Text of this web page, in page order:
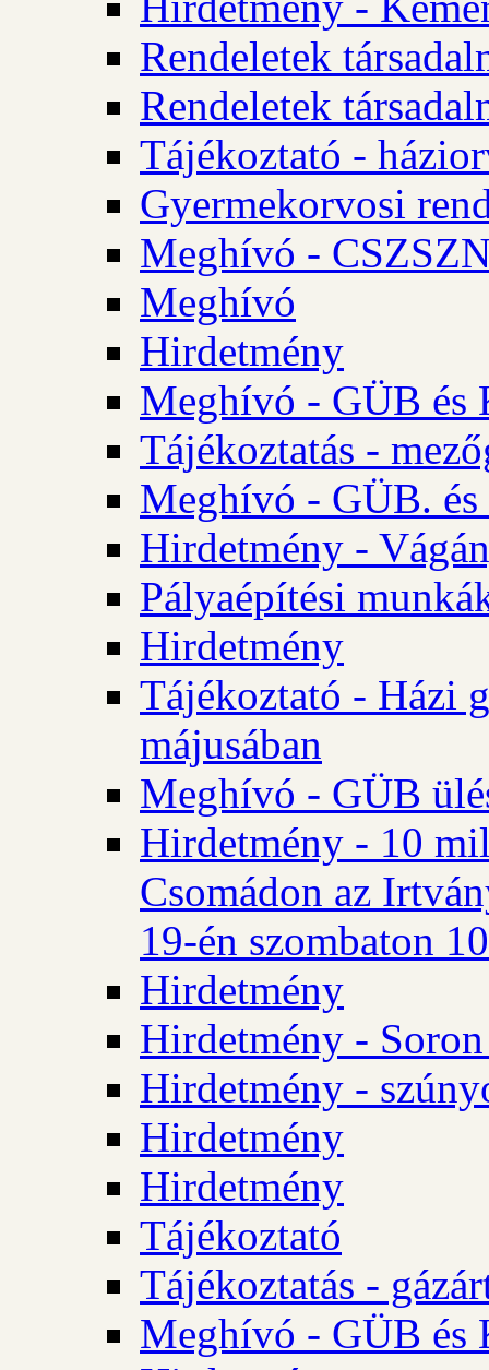
Rendeletek
Rendeletek
Tájékoztató -
Gyermekorvosi
Meghívó -
Meghívó
Hirdetmény
Meghívó - GÜB és
Tájékoztatás -
Meghívó - GÜB.
Hirdetmény -
Pályaépítési
Hirdetmény
Tájékoztató - Házi
májusában
Meghívó - GÜB
Hirdetmény - 10
Csomádon az
19-én szombaton
Hirdetmény
Hirdetmény -
Hirdetmény -
Hirdetmény
Hirdetmény
Tájékoztató
Tájékoztatás -
Meghívó - GÜB és